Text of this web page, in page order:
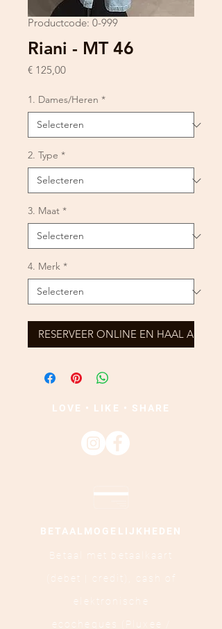
Productcode: 0-999
Riani - MT 46
€ 125,00Prijs
1. Dames/Heren *
2. Type *
3. Maat *
4. Merk *
RESERVEER ONLINE EN HAAL AF
LOVE • LIKE • SHARE
BETAALMOGELIJKHEDEN
Betaal met betaalkaart
(debet | credit), cash of
elektronische
ecocheques (Pluxee /